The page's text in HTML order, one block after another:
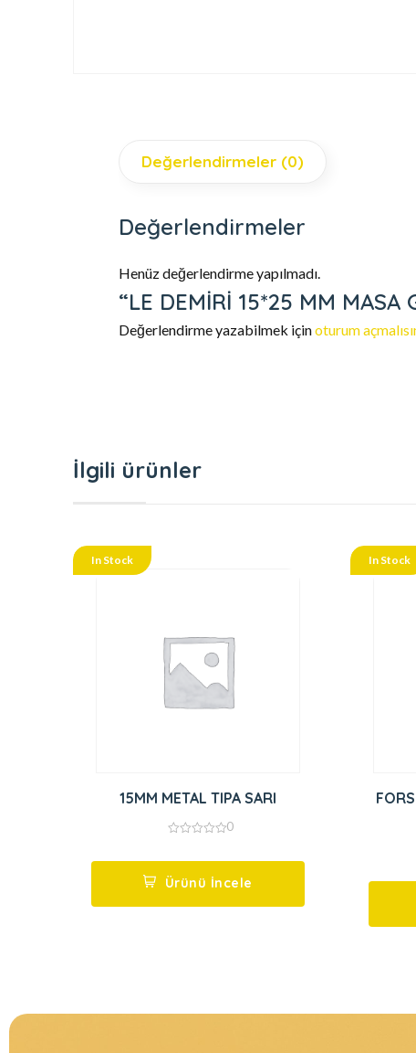
Değerlendirmeler (0)
Değerlendirmeler
Henüz değerlendirme yapılmadı.
“LE DEMİRİ 15*25 MM
Değerlendirme yazabilmek içinoturum
İlgili ürünler
In Stock
15MM METAL TIPA SARI
5
0
Ürünü İncele
In Stock